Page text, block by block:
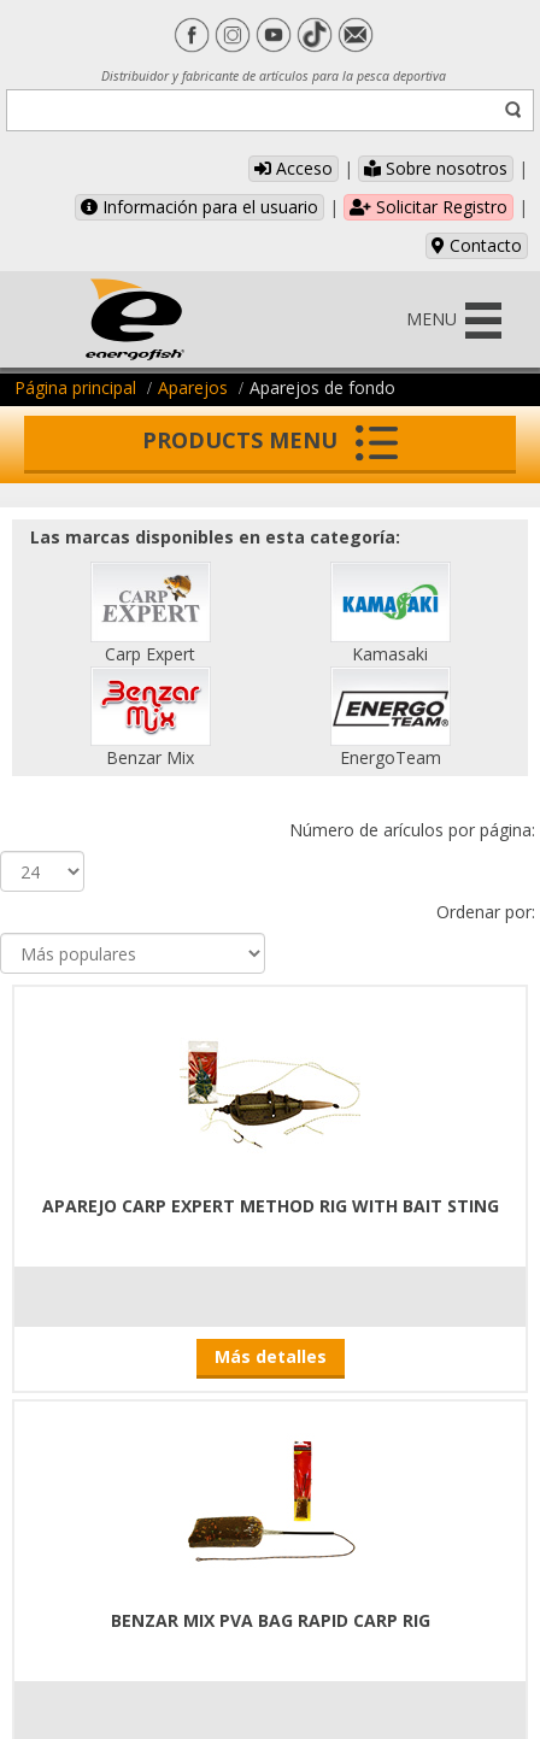
Distribuidor y fabricante de artículos para la pesca deportiva
Acceso | Sobre nosotros
|
Información para el usuario
| Solicitar Registro
|
Contacto
MENU
Página principal Aparejos Aparejos de fondo
PRODUCTS MENU
Las marcas disponibles en esta categoría:
Carp Expert Kamasaki
Benzar Mix EnergoTeam
Número de arículos por página:
Ordenar por:
APAREJO CARP EXPERT METHOD RIG WITH BAIT STING
Más detalles
BENZAR MIX PVA BAG RAPID CARP RIG